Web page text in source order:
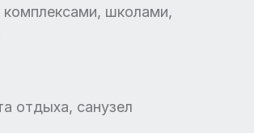
школами,
отдыха, санузел